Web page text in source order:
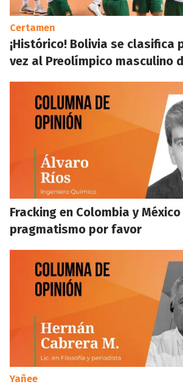
Certamen
¡Histórico! Bolivia se clasifica
vez al Preolímpico masculino
Fracking en Colombia y México
pragmatismo por favor
Yañee